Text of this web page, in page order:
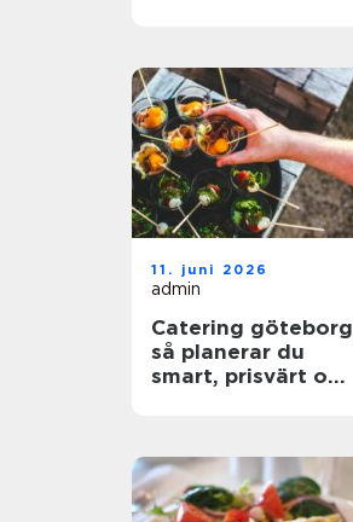
11. juni 2026
admin
Catering göteborg
så planerar du
smart, prisvärt och